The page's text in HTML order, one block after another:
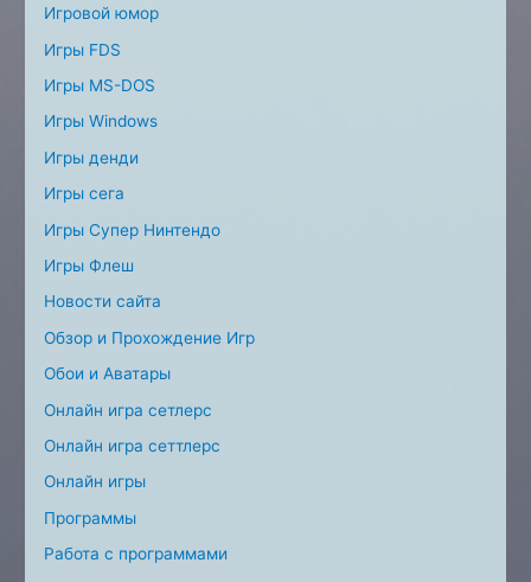
Игровой юмор
Игры FDS
Игры MS-DOS
Игры Windows
Игры денди
Игры сега
Игры Супер Нинтендо
Игры Флеш
Новости сайта
Обзор и Прохождение Игр
Обои и Аватары
Онлайн игра сетлерс
Онлайн игра сеттлерс
Онлайн игры
Программы
Работа с программами